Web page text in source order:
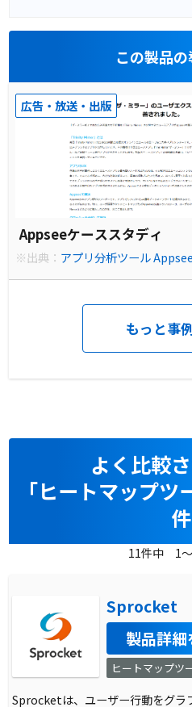
この製品
広告・放送・出版
Appseeケーススタディ
※出典： アプリ分析ツール
もっと事
よく比較
「ヒートマップ
件
11件中 1
Sprocket
製品詳細
ヒートマップツ
Sprocketは、ユーザー行動をグラ